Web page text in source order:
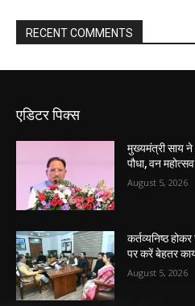
RECENT COMMENTS
एडिटर पिक्स
मुख्यमंत्री साय ने
पौधा, वन
August 5, 2026
कर्तव्यनिष्ठ
पर करें बेहतर
August 5, 2026